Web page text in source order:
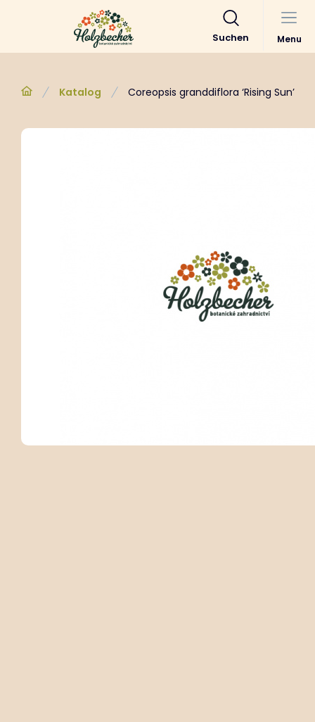
Suchen Menu
Katalog Coreopsis granddiflora ‘Rising Sun’